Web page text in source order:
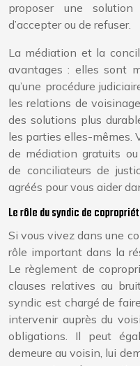
proposer une
d’accepter ou de refuser.
La médiation et la
avantages : elles sont
qu’une procédure
les relations de
des solutions plus
les parties elles-mêmes.
de médiation gratuits ou
de conciliateurs de
agréés pour vous aider
Le rôle du syndic de
Si vous vivez dans une
rôle important dans la
Le règlement de
clauses relatives au
syndic est chargé de
intervenir auprès du
obligations. Il peut
demeure au voisin, lui